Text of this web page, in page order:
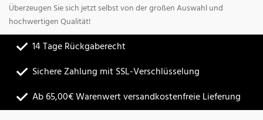
Überzeugen Sie sich jetzt selbst von der großen Auswahl und
hochwertigen Qualität!
14 Tage Rückgaberecht
Sichere Zahlung mit SSL-Verschlüsselung
Ab 65,00€ Warenwert versandkostenfreie Lieferung